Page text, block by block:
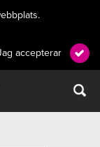
accepterar